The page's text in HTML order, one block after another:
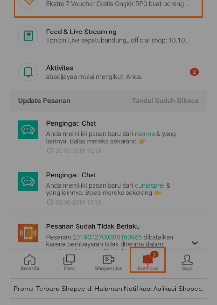
Promo Terbaru Shopee di Halaman Notifikasi Aplikasi Shopee.